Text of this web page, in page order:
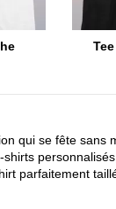
qui se fête sans
parfaitement